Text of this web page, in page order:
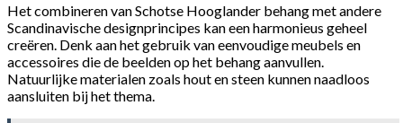
Het combineren van Schotse Hooglander behang met andere
Scandinavische designprincipes kan een harmonieus geheel
creëren. Denk aan het gebruik van eenvoudige meubels en
accessoires die de beelden op het behang aanvullen.
Natuurlijke materialen zoals hout en steen kunnen naadloos
aansluiten bij het thema.